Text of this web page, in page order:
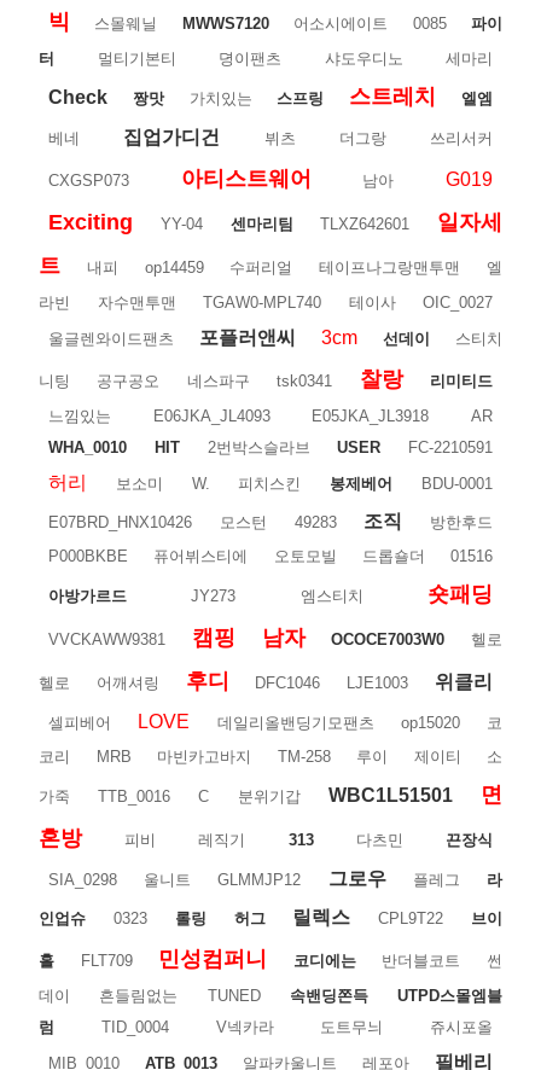
빅 스몰웨닐 MWWS7120 어소시에이트 0085
파이
터
멀티기본티 뎡이팬츠 샤도우디노 세마리
Check 짱맛 가치있는 스프링 스트레치 엘엠
베네 집업가디건 뷔츠 더그랑 쓰리서커
CXGSP073 아티스트웨어 남아 G019
Exciting YY-04 센마리팀 TLXZ642601
일자세
트
내피 op14459 수퍼리얼 테이프나그랑맨투맨
엘
라빈
자수맨투맨 TGAW0-MPL740 테이사
OIC_0027
울글렌와이드팬츠
포플러앤씨 3cm 선데이 스티치
니팅 공구공오 네스파구 tsk0341 찰랑
리미티드
느낌있는
E06JKA_JL4093 E05JKA_JL3918
AR
WHA_0010
HIT 2번박스슬라브 USER FC-2210591
허리 보소미 W. 피치스킨 봉제베어 BDU-0001
E07BRD_HNX10426 모스턴 49283 조직
방한후드
P000BKBE
퓨어뷔스티에 오토모빌 드롭숄더 01516
아방가르드 JY273 엠스티치 숏패딩
VVCKAWW9381 캠핑 남자 OCOCE7003W0 헬로
헬로 어깨셔링 후디 DFC1046 LJE1003 위클리
셀피베어 LOVE 데일리올밴딩기모팬츠 op15020
코
코리
MRB 마빈카고바지 TM-258 루이 제이티 소
가죽 TTB_0016 C 분위기갑 WBC1L51501
면
혼방
피비 레직기 313 다츠민 끈장식
SIA_0298 울니트 GLMMJP12 그로우 플레그 라
인업슈 0323 롤링 허그 릴렉스 CPL9T22 브이
홀 FLT709 민성컴퍼니 코디에는 반더블코트
썬
데이
흔들림없는 TUNED 속밴딩쫀득
UTPD스몰엠블
럼
TID_0004 V넥카라 도트무늬
쥬시포올
MIB_0010
ATB_0013 알파카울니트 레포아 필베리